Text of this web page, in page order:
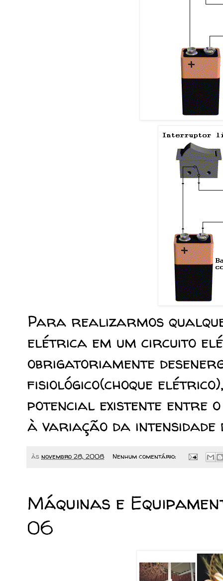
Para realizarmos
elétrica em um circuito
obrigatoriamente
fisiológico(choque
potencial existente entre
à variação da
às novembro 28, 2008 Nenhum comentário:
Máquinas e
06